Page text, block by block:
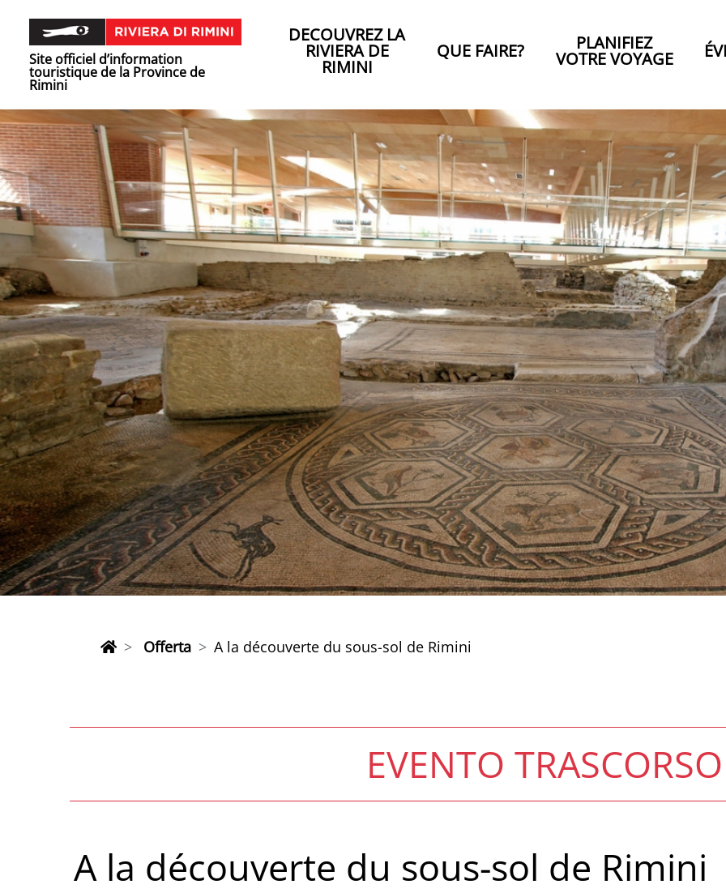
Site officiel d’information
touristique de la Province de
Rimini
DECOUVREZ LA
RIVIERA DE
RIMINI
QUE FAIRE? PLANIFIEZ
VOTRE VOYAGE
Offerta A la découverte du sous-sol de Rimini
EVENTO TRASCORSO
A la découverte du sous-sol de Rimini